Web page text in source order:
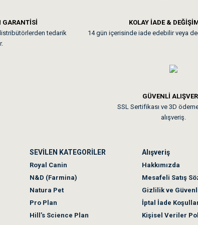
Kedilerim beğeniyorlar. Memnunuz. Uygun
Akşam verdiğim sipariş bir sonraki gün elime
GARANTİSİ
tedarik
KOLAY İADE &
14 gün içerisinde iade edebilir veya
GÜVENLİ
SSL Sertifikası ve 3D
alışveriş.
SEVİLEN KATEGORİLER
Royal Canin
N&D (Farmina)
Natura Pet
Pro Plan
Hill’s Science Plan
Alışveriş
Hakkımızda
Mesafeli Satış
Gizlilik ve
İptal İade
Kişisel Veriler